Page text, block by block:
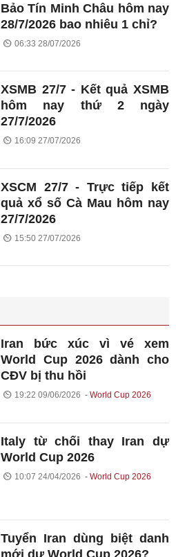
Bảo Tín Minh Châu hôm nay
28/7/2026 bao nhiêu 1 chỉ?
06:33 28/07/2026
XSMB 27/7 - Kết quả XSMB
hôm nay thứ 2 ngày
27/7/2026
16:09 27/07/2026
XSCM 27/7 - Trực tiếp kết
quả xổ số Cà Mau hôm nay
27/7/2026
15:50 27/07/2026
Iran bức xúc vì vé xem
World Cup 2026 dành cho
CĐV bị thu hồi
19:22 09/06/2026 World Cup 2026
Italy từ chối thay Iran dự
World Cup 2026
10:07 24/04/2026 World Cup 2026
Tuyển Iran dùng biệt danh